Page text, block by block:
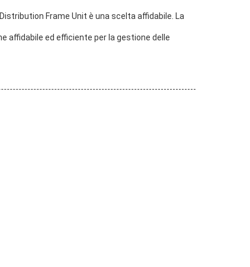
Frame Unit è una scelta affidabile. La
affidabile ed efficiente per la gestione delle